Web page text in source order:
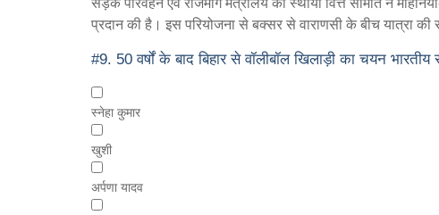
प्रदान की है। इस परियोजना से बक्सर से वाराणसी के बीच यात्रा की
#9. 50 वर्षों के बाद बिहार से वॉलीबॉल खिलाड़ी का चयन
स्नेहा कुमार
खुशी
अर्पणा यादव